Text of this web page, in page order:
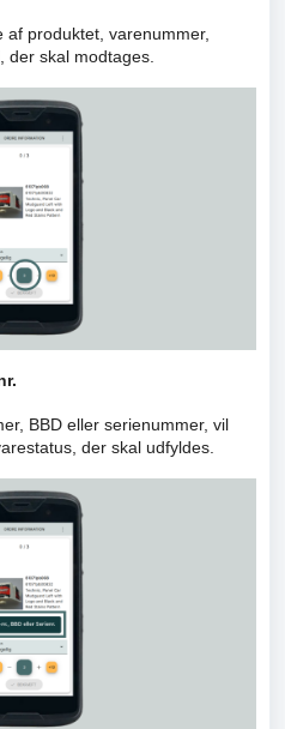
af produktet, varenummer,
der skal modtages.
BBD eller serienummer, vil
der skal udfyldes.